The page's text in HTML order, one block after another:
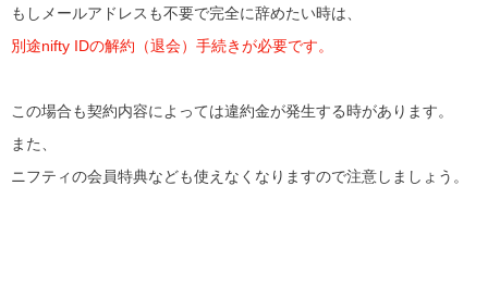
もしメールアドレスも不要で完全に辞めたい時は、
別途nifty IDの解約（退会）手続きが必要です。
この場合も契約内容によっては違約金が発生する時があります。
また、
ニフティの会員特典なども使えなくなりますので注意しましょう。